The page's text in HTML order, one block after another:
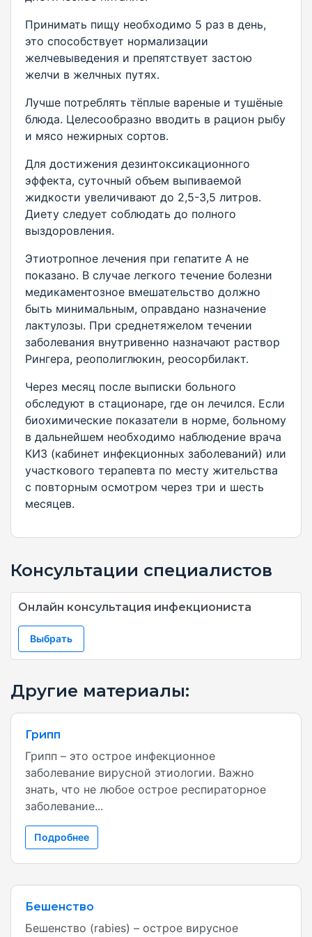
Принимать пищу необходимо 5 раз в день,
это способствует нормализации
желчевыведения и препятствует застою
желчи в желчных путях.
Лучше потреблять тёплые вареные и тушёные
блюда. Целесообразно вводить в рацион рыбу
и мясо нежирных сортов.
Для достижения дезинтоксикационного
эффекта, суточный объем выпиваемой
жидкости увеличивают до 2,5-3,5 литров.
Диету следует соблюдать до полного
выздоровления.
Этиотропное лечения при гепатите А не
показано. В случае легкого течение болезни
медикаментозное вмешательство должно
быть минимальным, оправдано назначение
лактулозы. При среднетяжелом течении
заболевания внутривенно назначают раствор
Рингера, реополиглюкин, реосорбилакт.
Через месяц после выписки больного
обследуют в стационаре, где он лечился. Если
биохимические показатели в норме, больному
в дальнейшем необходимо наблюдение врача
КИЗ (кабинет инфекционных заболеваний) или
участкового терапевта по месту жительства
с повторным осмотром через три и шесть
месяцев.
Консультации специалистов
Онлайн консультация инфекциониста
Выбрать
Другие материалы:
Грипп
Грипп – это острое инфекционное
заболевание вирусной этиологии. Важно
знать, что не любое острое респираторное
заболевание...
Подробнее
Бешенство
Бешенство (rabies) – острое вирусное